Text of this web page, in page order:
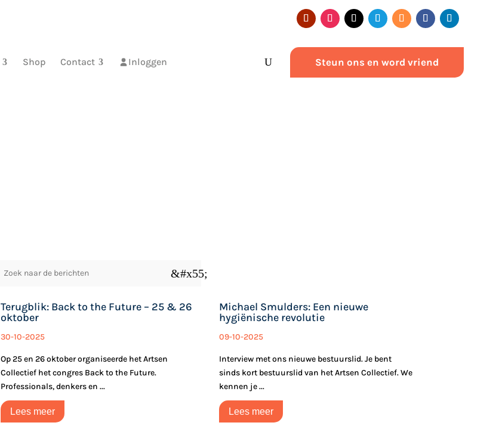
Shop Contact Inloggen Steun ons en word vriend
&#x55;
Terugblik: Back to the Future – 25 & 26
oktober
30-10-2025
Op 25 en 26 oktober organiseerde het Artsen
Collectief het congres Back to the Future.
Professionals, denkers en ...
Lees meer
Michael Smulders: Een nieuwe
hygiënische revolutie
09-10-2025
Interview met ons nieuwe bestuurslid. Je bent
sinds kort bestuurslid van het Artsen Collectief. We
kennen je ...
Lees meer